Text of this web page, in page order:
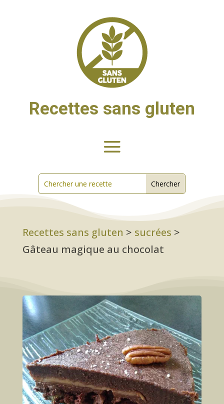
Recettes sans gluten
Recettes sans gluten > sucrées >
Gâteau magique au chocolat